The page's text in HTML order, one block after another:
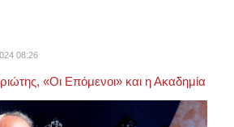
08:26
«Οι Επόμενοι» και η Ακαδημία